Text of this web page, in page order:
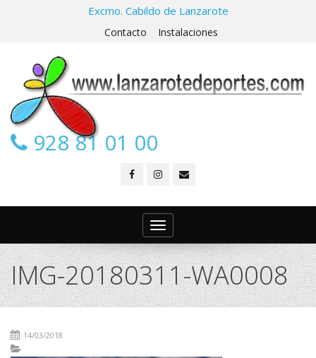
Excmo. Cabildo de Lanzarote
Contacto Instalaciones
928 81 01 00
Toggle
navigation
IMG-20180311-WA0008
14/03/2018